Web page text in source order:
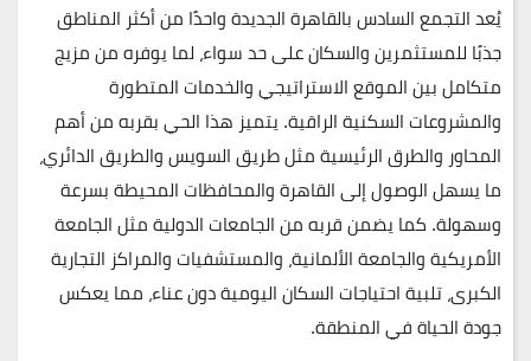
يُعد التجمع السادس بالقاهرة الجديدة واحدًا من أكثر المناطق
جذبًا للمستثمرين والسكان على حد سواء، لما يوفره من مزيج
متكامل بين الموقع الاستراتيجي والخدمات المتطورة
والمشروعات السكنية الراقية. يتميز هذا الحي بقربه من أهم
المحاور والطرق الرئيسية مثل طريق السويس والطريق الدائري،
ما يسهل الوصول إلى القاهرة والمحافظات المحيطة بسرعة
وسهولة. كما يضمن قربه من الجامعات الدولية مثل الجامعة
الأمريكية والجامعة الألمانية، والمستشفيات والمراكز التجارية
الكبرى، تلبية احتياجات السكان اليومية دون عناء، مما يعكس
جودة الحياة في المنطقة.